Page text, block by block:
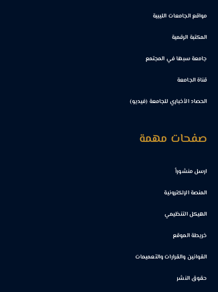
مواقع الجامعات الليبية
المكتبة الرقمية
جامعة سبها في المجتمع
قناة الجامعة
الحصاد الأخباري للجامعة (فيديو)
صفحات مهمة
ارسل منشوراً
المنصة الإلكترونية
الهيكل التنظيمي
خريطة الموقع
القوانين والقرارات والتعميمات
حقوق النشر